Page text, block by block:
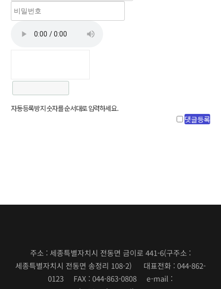
자동등록방지 숫자를 순서대로 입력하세요.
주소 : 세종특별자치시 전동면 금이로 441-6(구주소 :
세종특별자치시 전동면 송정리 108-2) 대표전화 : 044-862-
0123 FAX : 044-863-0808 e-mail :